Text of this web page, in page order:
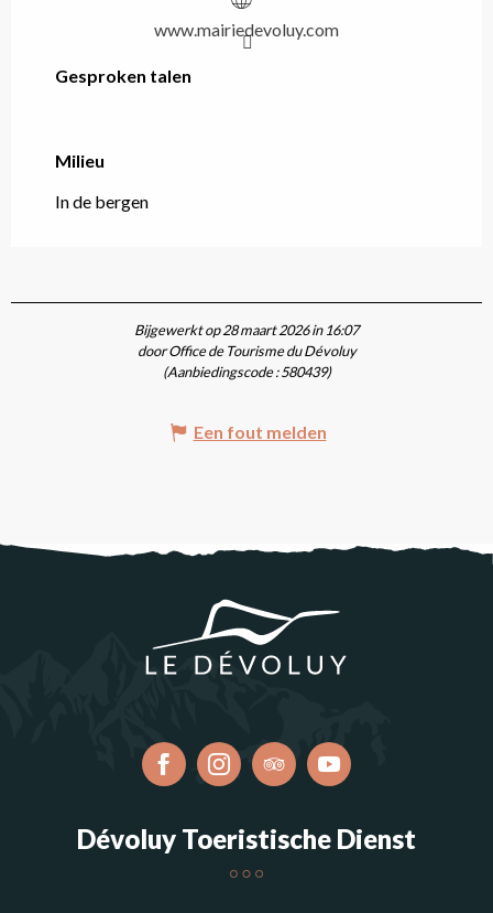
www.mairiedevoluy.com
Gesproken talen
Gesproken talen
Milieu
Milieu
In de bergen
Bijgewerkt op 28 maart 2026 in 16:07
door Office de Tourisme du Dévoluy
(Aanbiedingscode :580439)
Een fout melden
Dévoluy Toeristische Dienst